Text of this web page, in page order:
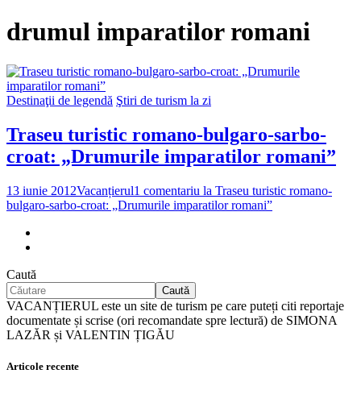
drumul imparatilor romani
Destinaţii de legendă Ştiri de turism la zi
Traseu turistic romano-bulgaro-sarbo-
croat: „Drumurile imparatilor romani”
13 iunie 2012Vacanțierul1 comentariu la Traseu turistic romano-
bulgaro-sarbo-croat: „Drumurile imparatilor romani”
Caută
Caută
VACANȚIERUL este un site de turism pe care puteți citi reportaje
documentate și scrise (ori recomandate spre lectură) de SIMONA
LAZĂR și VALENTIN ȚIGĂU
Articole recente